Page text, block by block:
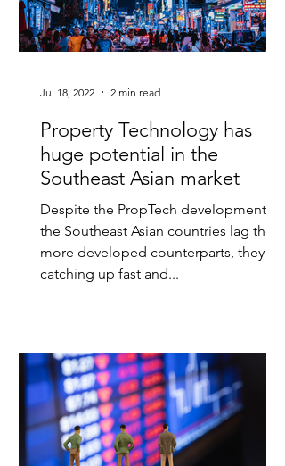
Property Technology has
huge potential in the
Southeast Asian market
Despite the PropTech development in
the Southeast Asian countries lag their
more developed counterparts, they are
catching up fast and...
Jul 18, 2022 2 min read